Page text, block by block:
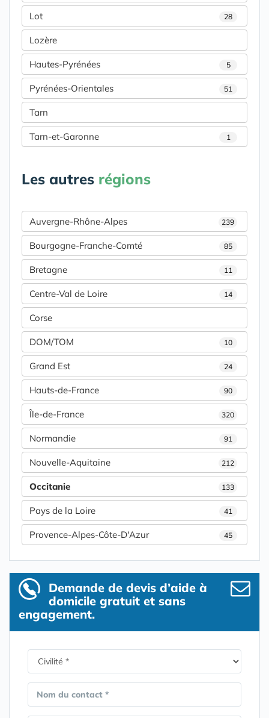
Lot 28
Lozère
Hautes-Pyrénées 5
Pyrénées-Orientales 51
Tarn
Tarn-et-Garonne 1
Les autres régions
Auvergne-Rhône-Alpes 239
Bourgogne-Franche-Comté 85
Bretagne 11
Centre-Val de Loire 14
Corse
DOM/TOM 10
Grand Est 24
Hauts-de-France 90
Île-de-France 320
Normandie 91
Nouvelle-Aquitaine 212
Occitanie 133
Pays de la Loire 41
Provence-Alpes-Côte-D'Azur 45
Demande de devis d’aide à
domicile gratuit et sans
engagement.
Nom du contact *